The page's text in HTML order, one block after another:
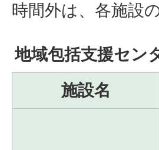
時間外は、各施設
地域包括支援セン
施設名